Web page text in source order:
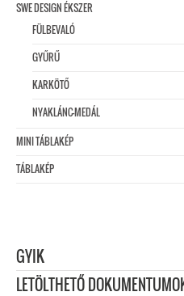
SWE DESIGN ÉKSZER
FÜLBEVALÓ
GYŰRŰ
KARKÖTŐ
NYAKLÁNC-MEDÁL
MINI TÁBLAKÉP
TÁBLAKÉP
GYIK
LETÖLTHETŐ